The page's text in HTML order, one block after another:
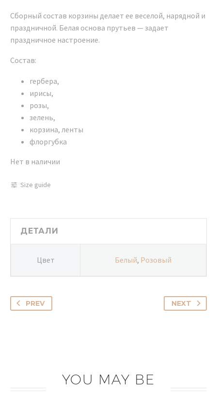
Сборный состав корзины делает ее веселой, нарядной и
праздничной. Белая основа прутьев — задает
праздничное настроение.
Состав:
гербера,
ирисы,
розы,
зелень,
корзина, ленты
флоргубка
Нет в наличии
Size guide
ДЕТАЛИ
Цвет Белый, Розовый
PREV NEXT
YOU MAY BE